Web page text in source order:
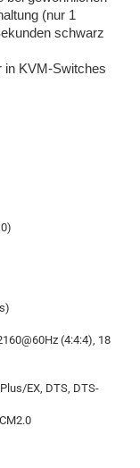
(nur 1
schwarz
in KVM-Switches
(4:4:4), 18
EX, DTS, DTS-